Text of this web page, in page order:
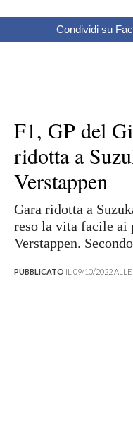
Condividi su
F1, GP del
ridotta a
Verstappen
Gara ridotta a
reso la vita facile
Verstappen.
PUBBLICATO IL 09/10/2022